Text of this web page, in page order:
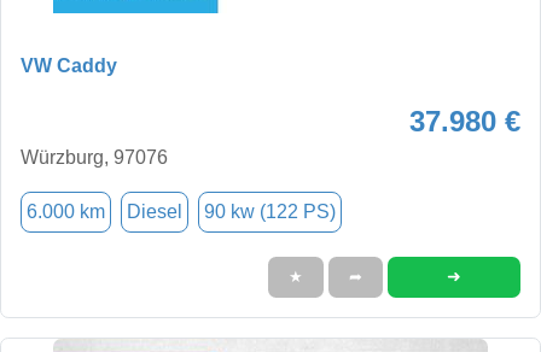
VW Caddy
37.980 €
Würzburg, 97076
6.000 km Diesel 90 kw (122 PS)
★ ➦ ➜